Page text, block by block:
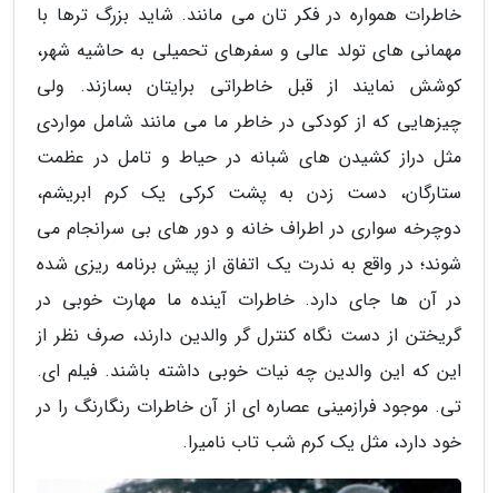
خاطرات همواره در فکر تان می مانند. شاید بزرگ ترها با
مهمانی های تولد عالی و سفرهای تحمیلی به حاشیه شهر،
کوشش نمایند از قبل خاطراتی برایتان بسازند. ولی
چیزهایی که از کودکی در خاطر ما می مانند شامل مواردی
مثل دراز کشیدن های شبانه در حیاط و تامل در عظمت
ستارگان، دست زدن به پشت کرکی یک کرم ابریشم،
دوچرخه سواری در اطراف خانه و دور های بی سرانجام می
شوند؛ در واقع به ندرت یک اتفاق از پیش برنامه ریزی شده
در آن ها جای دارد. خاطرات آینده ما مهارت خوبی در
گریختن از دست نگاه کنترل گر والدین دارند، صرف نظر از
این که این والدین چه نیات خوبی داشته باشند. فیلم ای.
تی. موجود فرازمینی عصاره ای از آن خاطرات رنگارنگ را در
خود دارد، مثل یک کرم شب تاب نامیرا.